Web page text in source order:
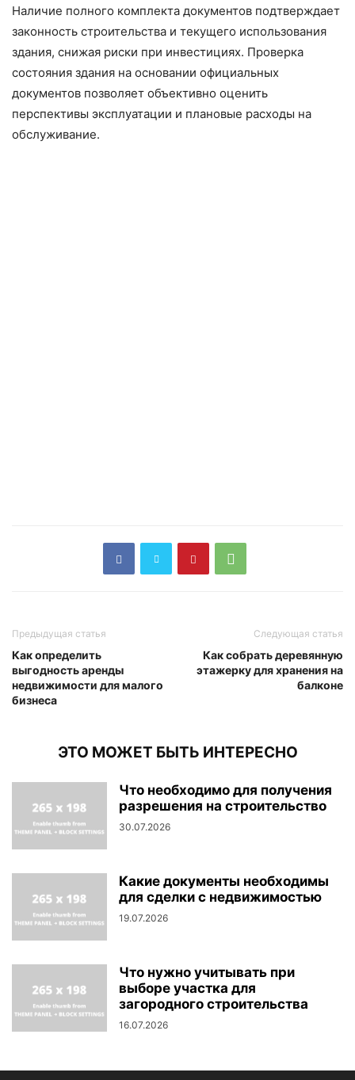
Наличие полного комплекта документов подтверждает
законность строительства и текущего использования
здания, снижая риски при инвестициях. Проверка
состояния здания на основании официальных
документов позволяет объективно оценить
перспективы эксплуатации и плановые расходы на
обслуживание.
Предыдущая статья
Как определить
выгодность аренды
недвижимости для малого
бизнеса
Следующая статья
Как собрать деревянную
этажерку для хранения на
балконе
ЭТО МОЖЕТ БЫТЬ ИНТЕРЕСНО
Что необходимо для получения
разрешения на строительство
30.07.2026
Какие документы необходимы
для сделки с недвижимостью
19.07.2026
Что нужно учитывать при
выборе участка для
загородного строительства
16.07.2026